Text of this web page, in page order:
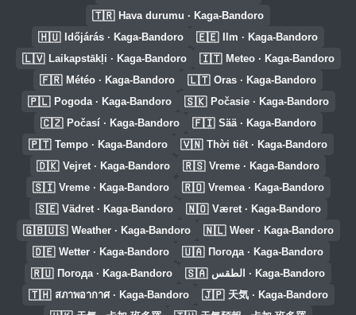
🇹🇷 Hava durumu · Kaga-Bandoro
🇭🇺 Időjárás · Kaga-Bandoro 🇪🇪 Ilm · Kaga-Bandoro
🇱🇻 Laikapstākļi · Kaga-Bandoro 🇮🇹 Meteo · Kaga-Bandoro
🇫🇷 Météo · Kaga-Bandoro 🇱🇹 Oras · Kaga-Bandoro
🇵🇱 Pogoda · Kaga-Bandoro 🇸🇰 Počasie · Kaga-Bandoro
🇨🇿 Počasí · Kaga-Bandoro 🇫🇮 Sää · Kaga-Bandoro
🇵🇹 Tempo · Kaga-Bandoro 🇻🇳 Thời tiết · Kaga-Bandoro
🇩🇰 Vejret · Kaga-Bandoro 🇷🇸 Vreme · Kaga-Bandoro
🇸🇮 Vreme · Kaga-Bandoro 🇷🇴 Vremea · Kaga-Bandoro
🇸🇪 Vädret · Kaga-Bandoro 🇳🇴 Været · Kaga-Bandoro
🇬🇧🇺🇸 Weather · Kaga-Bandoro 🇳🇱 Weer · Kaga-Bandoro
🇩🇪 Wetter · Kaga-Bandoro 🇺🇦 Погода · Kaga-Bandoro
🇷🇺 Погода · Kaga-Bandoro 🇸🇦 الطقس · Kaga-Bandoro
🇹🇭 สภาพอากาศ · Kaga-Bandoro 🇯🇵 天気 · Kaga-Bandoro